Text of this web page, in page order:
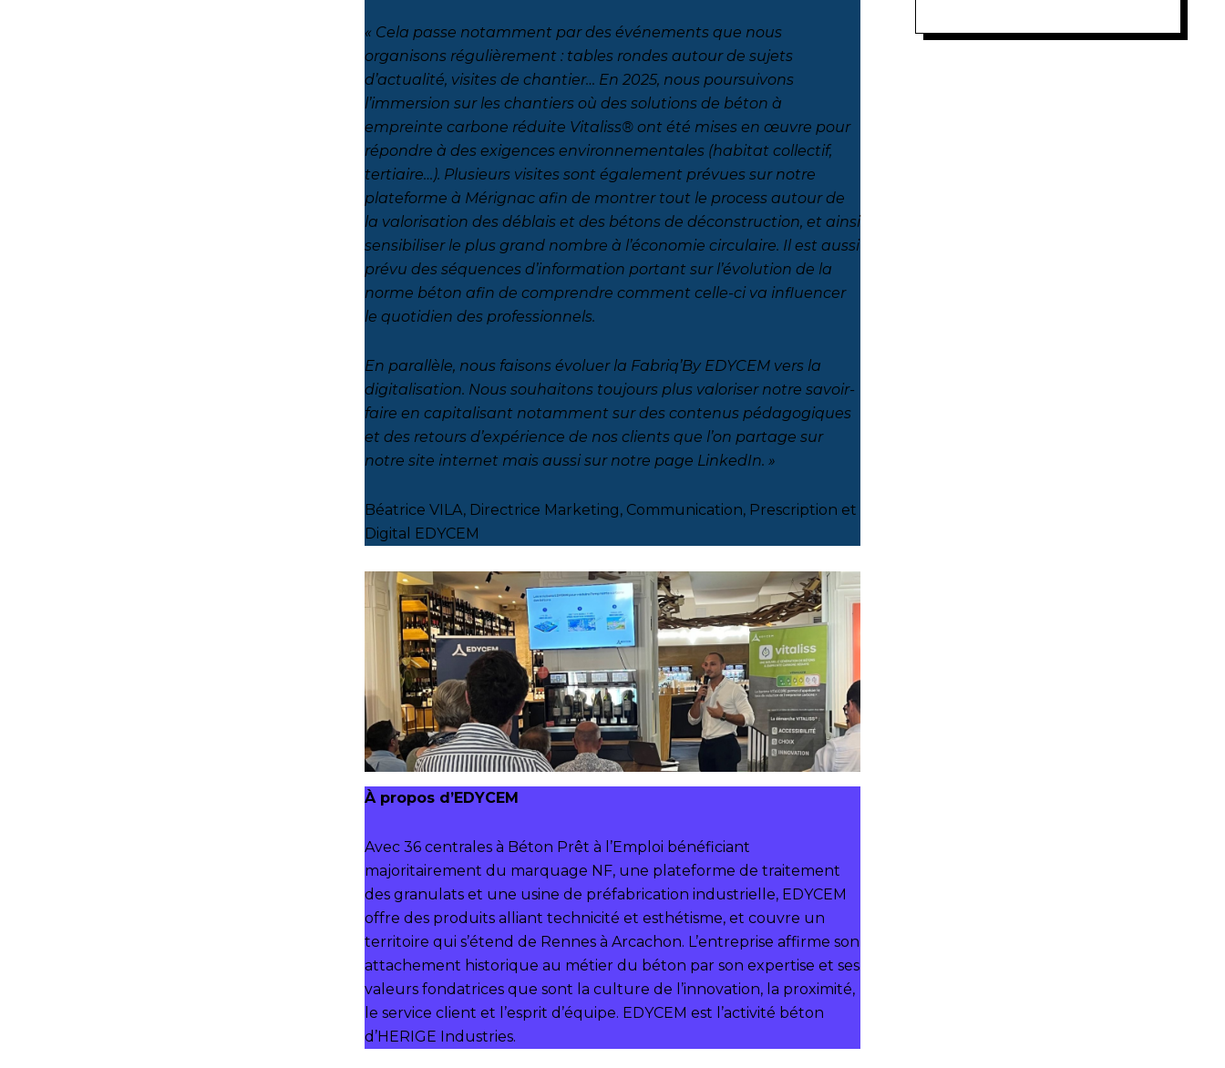
« Cela passe notamment par des événements que nous
organisons régulièrement : tables rondes autour de sujets
d’actualité, visites de chantier… En 2025, nous poursuivons
l’immersion sur les chantiers où des solutions de béton à
empreinte carbone réduite Vitaliss® ont été mises en œuvre pour
répondre à des exigences environnementales (habitat collectif,
tertiaire…). Plusieurs visites sont également prévues sur notre
plateforme à Mérignac afin de montrer tout le process autour de
la valorisation des déblais et des bétons de déconstruction, et ainsi
sensibiliser le plus grand nombre à l’économie circulaire. Il est aussi
prévu des séquences d’information portant sur l’évolution de la
norme béton afin de comprendre comment celle-ci va influencer
le quotidien des professionnels.
En parallèle, nous faisons évoluer la Fabriq’By EDYCEM vers la
digitalisation. Nous souhaitons toujours plus valoriser notre savoir-
faire en capitalisant notamment sur des contenus pédagogiques
et des retours d’expérience de nos clients que l’on partage sur
notre site internet mais aussi sur notre page LinkedIn. »
Béatrice VILA, Directrice Marketing, Communication, Prescription et
Digital EDYCEM
À propos d’EDYCEM
Avec 36 centrales à Béton Prêt à l’Emploi bénéficiant
majoritairement du marquage NF, une plateforme de traitement
des granulats et une usine de préfabrication industrielle, EDYCEM
offre des produits alliant technicité et esthétisme, et couvre un
territoire qui s’étend de Rennes à Arcachon. L’entreprise affirme son
attachement historique au métier du béton par son expertise et ses
valeurs fondatrices que sont la culture de l’innovation, la proximité,
le service client et l’esprit d’équipe. EDYCEM est l’activité béton
d’HERIGE Industries.